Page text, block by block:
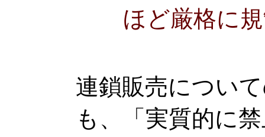
ほど厳格に
連鎖販売につい
も、「実質的に